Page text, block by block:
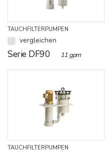
TAUCHFILTERPUMPEN
vergleichen
Serie DF90 11 gpm
TAUCHFILTERPUMPEN